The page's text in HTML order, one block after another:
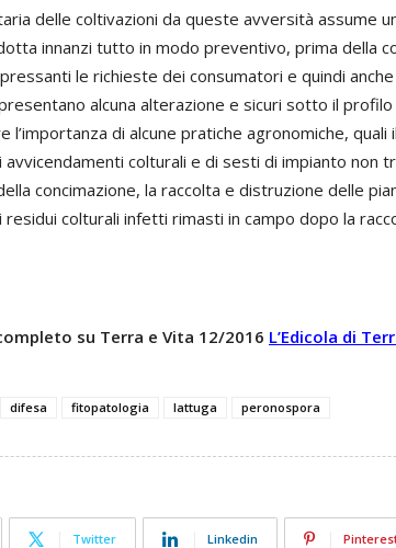
delle coltivazioni da queste avversità assume
innanzi tutto in modo preventivo, prima della
le richieste dei consumatori e quindi
alcuna alterazione e sicuri sotto il
l’importanza di alcune pratiche agronomiche,
avvicendamenti colturali e di sesti di impianto non
concimazione, la raccolta e distruzione delle
residui colturali infetti rimasti in campo dopo la
su Terra e Vita 12/2016 L’Edicola di
difesa fitopatologia lattuga peronospora
Twitter Linkedin